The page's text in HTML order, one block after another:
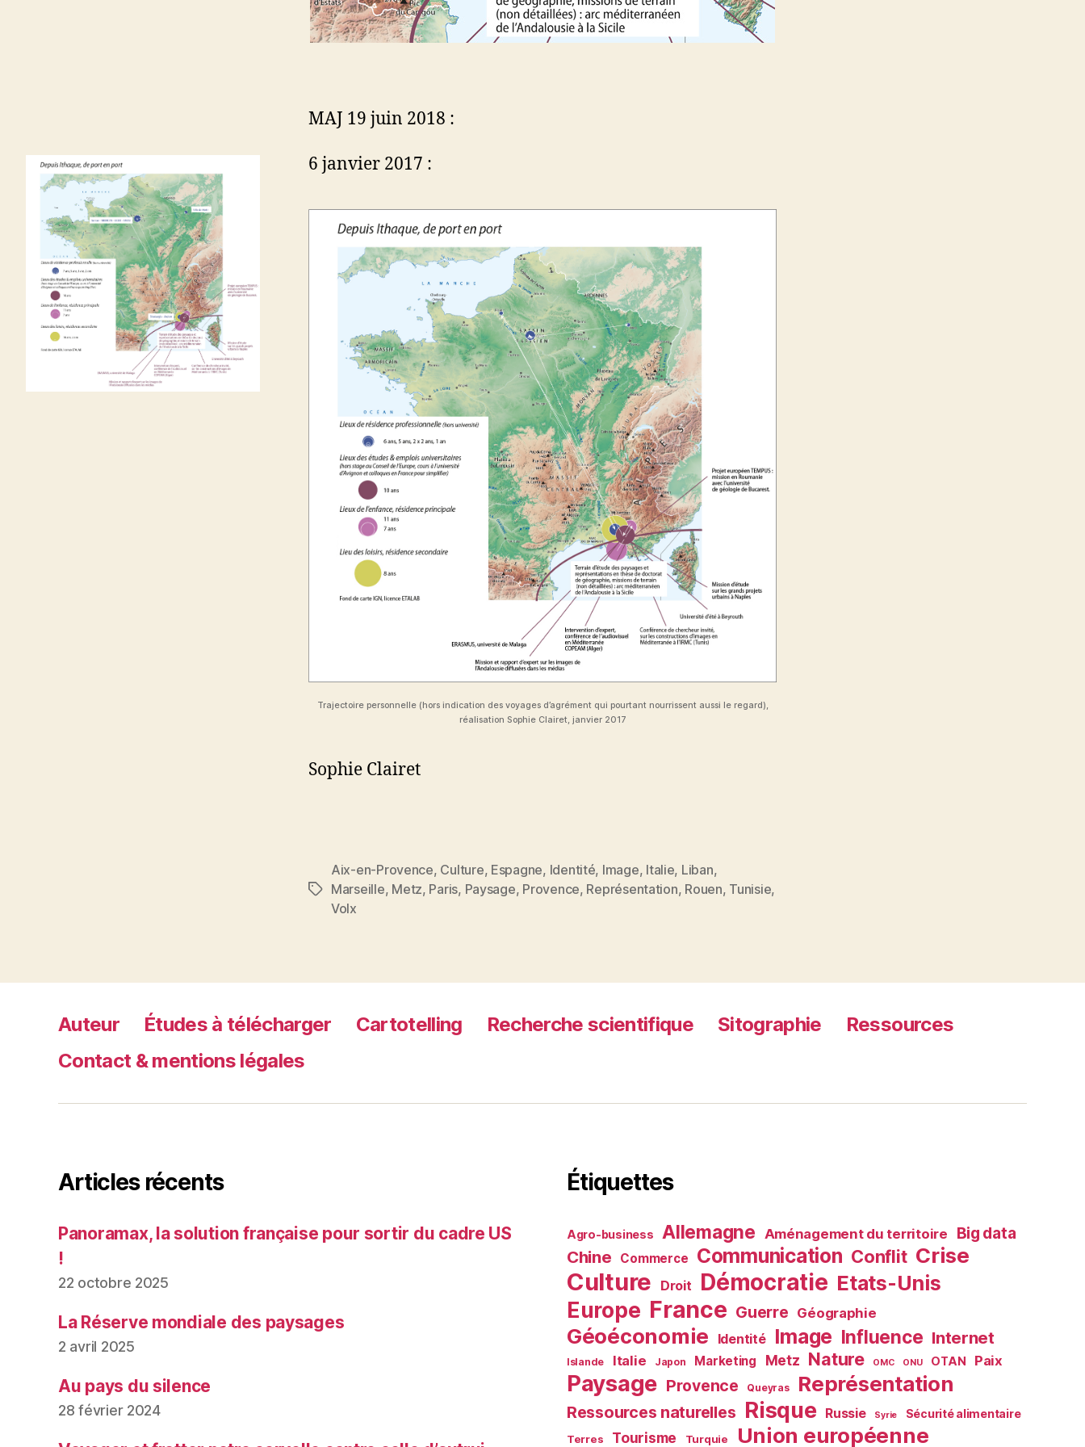
MAJ 19 juin 2018 :
6 janvier 2017 :
Trajectoire personnelle (hors indication des voyages d’agrément qui pourtant nourrissent aussi le regard),
réalisation Sophie Clairet, janvier 2017
Sophie Clairet
Étiquettes
Aix-en-Provence, Culture, Espagne, Identité, Image, Italie, Liban,
Marseille, Metz, Paris, Paysage, Provence, Représentation, Rouen, Tunisie,
Volx
Auteur Études à télécharger Cartotelling Recherche scientifique Sitographie
Ressources
Contact & mentions légales
Articles récents
Panoramax, la solution française pour sortir du cadre US
!
22 octobre 2025
La Réserve mondiale des paysages
2 avril 2025
Au pays du silence
28 février 2024
Étiquettes
Agro-business Allemagne Aménagement du territoire Big data
Chine Commerce Communication Conflit Crise
Culture Droit Démocratie Etats-Unis
Europe France Guerre Géographie
Géoéconomie Identité Image Influence Internet
Islande Italie Japon Marketing Metz Nature OMC ONU OTAN Paix
Paysage Provence Queyras Représentation
Ressources naturelles Risque Russie Syrie Sécurité alimentaire
Terres Tourisme Turquie Union européenne